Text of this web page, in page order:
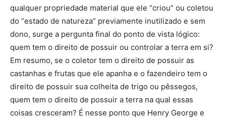
qualquer propriedade material que ele “criou” ou coletou
do “estado de natureza” previamente inutilizado e sem
dono, surge a pergunta final do ponto de vista lógico:
quem tem o direito de possuir ou controlar a terra em si?
Em resumo, se o coletor tem o direito de possuir as
castanhas e frutas que ele apanha e o fazendeiro tem o
direito de possuir sua colheita de trigo ou pêssegos,
quem tem o direito de possuir a terra na qual essas
coisas cresceram? É nesse ponto que Henry George e